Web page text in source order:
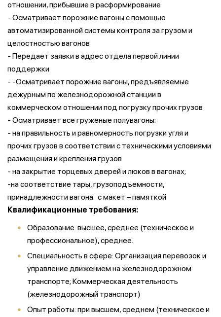
отношении, прибывшие в расформирование
- Осматривает порожние вагоны с помощью
автоматизированной системы контроля за грузом и
целостностью вагонов
- Передает заявки в адрес отдела первой линии
поддержки
- -Осматривает порожние вагоны, предъявляемые
дежурным по железнодорожной станции в
коммерческом отношении под погрузку прочих грузов
- Осматривает все груженые полувагоны:
- на правильность и равномерность погрузки угля и
прочих грузов в соответствии с техническими условиями
размещения и крепления грузов
- на закрытие торцевых дверей и люков в вагонах;
-на соответствие тары, грузоподъемности,
принадлежности вагона с макет – памяткой
Квалификационные требования:
Образование: высшее, среднее (техническое и
профессиональное), среднее.
Специальность в сфере: Организация перевозок и
управление движением на железнодорожном
транспорте; Коммерческая деятельность
(железнодорожный транспорт)
Опыт работы: при высшем, среднем (техническое и